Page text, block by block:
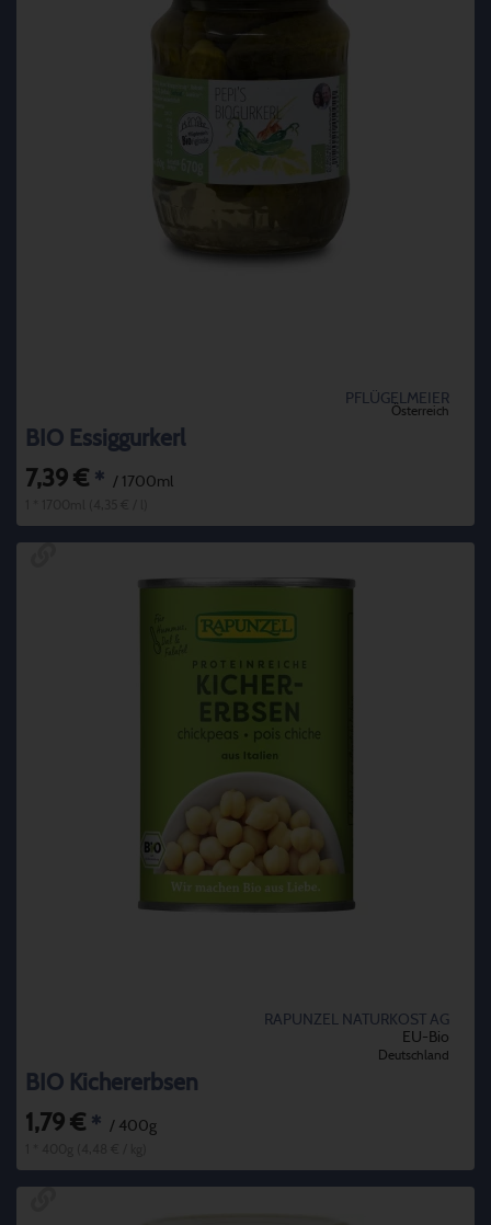
PFLÜGELMEIER
Österreich
BIO Essiggurkerl
7,39 € * / 1700ml
RAPUNZEL NATURKOST AG
EU-Bio
Deutschland
BIO Kichererbsen
1,79 € * / 400g